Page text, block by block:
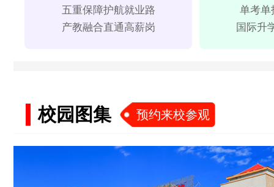
五重保障护航就业路
产教融合直通高薪岗
单考单
国际升
校园图集 预约来校参观